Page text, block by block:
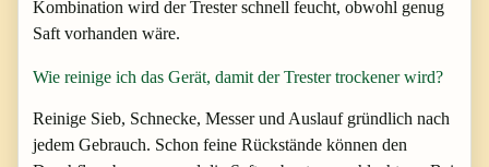
Kombination wird der Trester schnell feucht, obwohl genug
Saft vorhanden wäre.
Wie reinige ich das Gerät, damit der Trester trockener wird?
Reinige Sieb, Schnecke, Messer und Auslauf gründlich nach
jedem Gebrauch. Schon feine Rückstände können den